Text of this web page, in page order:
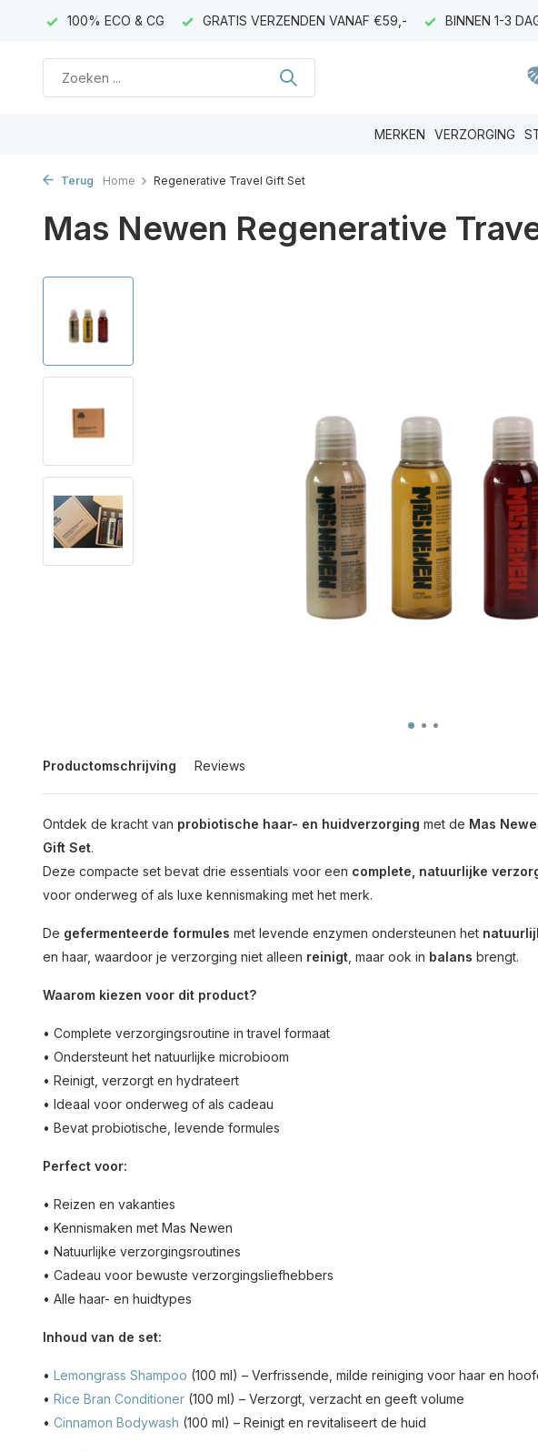
100% ECO & CG GRATIS VERZENDEN VANAF €59,- BINNEN 1-3
MERKEN VERZORGING
Terug Home Regenerative Travel Gift Set
Mas Newen Regenerative
Productomschrijving Reviews
Ontdek de kracht van probiotische haar- en huidverzorging met de Mas
Gift Set.
Deze compacte set bevat drie essentials voor een complete, natuurlijke
voor onderweg of als luxe kennismaking met het merk.
De gefermenteerde formules met levende enzymen ondersteunen het
en haar, waardoor je verzorging niet alleen reinigt , maar ook in balans brengt.
Waarom kiezen voor dit product?
• Complete verzorgingsroutine in travel formaat
• Ondersteunt het natuurlijke microbioom
• Reinigt, verzorgt en hydrateert
• Ideaal voor onderweg of als cadeau
• Bevat probiotische, levende formules
Perfect voor:
• Reizen en vakanties
• Kennismaken met Mas Newen
• Natuurlijke verzorgingsroutines
• Cadeau voor bewuste verzorgingsliefhebbers
• Alle haar- en huidtypes
Inhoud van de set:
• Lemongrass Shampoo (100 ml) – Verfrissende, milde reiniging voor haar en
• Rice Bran Conditioner (100 ml) – Verzorgt, verzacht en geeft volume
• Cinnamon Bodywash (100 ml) – Reinigt en revitaliseert de huid